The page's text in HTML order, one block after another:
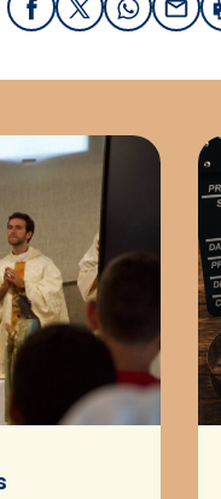
FacebookX / Twitter